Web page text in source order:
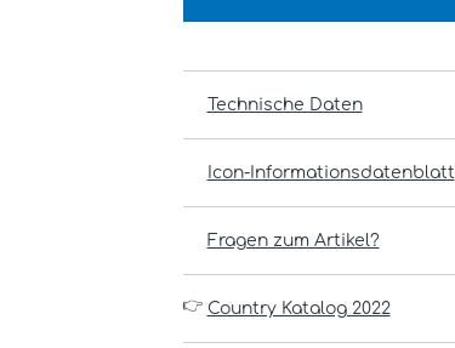
Technische Daten
Icon-Informationsdatenblatt
Fragen zum Artikel?
👉 Country Katalog 2022